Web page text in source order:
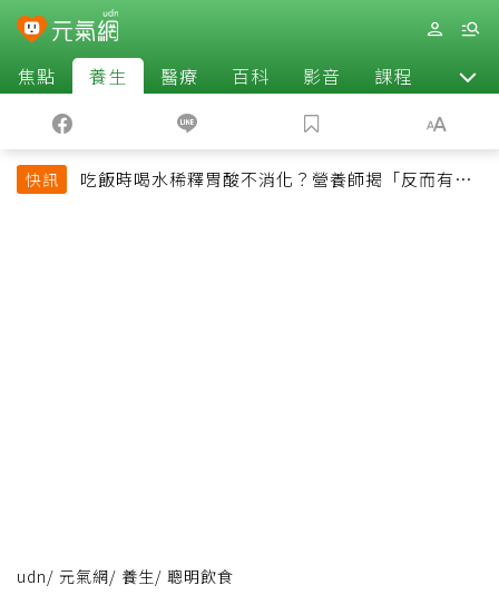
焦點 養生 醫療 百科 影音 課程 退休
快訊
吃飯時喝水稀釋胃酸不消化？營養師揭「反而有好
udn/ 元氣網/ 養生/ 聰明飲食